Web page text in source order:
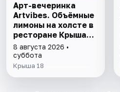
Арт-вечеринка
Artvibes. Объёмные
лимоны на холсте в
ресторане Крыша
18
8 августа 2026 •
суббота
Крыша 18